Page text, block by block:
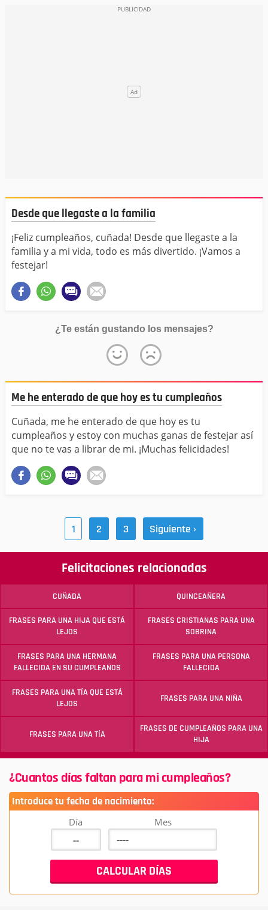
Desde que llegaste a la familia
¡Feliz cumpleaños, cuñada! Desde que llegaste a la
familia y a mi vida, todo es más divertido. ¡Vamos a
festejar!
¿Te están gustando los mensajes?
Me he enterado de que hoy es tu cumpleaños
Cuñada, me he enterado de que hoy es tu
cumpleaños y estoy con muchas ganas de festejar así
que no te vas a librar de mi. ¡Muchas felicidades!
1 2 3 Siguiente ›
Felicitaciones relacionadas
CUÑADA QUINCEAÑERA
FRASES PARA UNA HIJA QUE ESTÁ
LEJOS
FRASES CRISTIANAS PARA UNA
SOBRINA
FRASES PARA UNA HERMANA
FALLECIDA EN SU CUMPLEAÑOS
FRASES PARA UNA PERSONA
FALLECIDA
FRASES PARA UNA TÍA QUE ESTÁ
LEJOS
FRASES PARA UNA NIÑA
FRASES PARA UNA TÍA
FRASES DE CUMPLEAÑOS PARA UNA
HIJA
¿Cuantos días faltan para mi cumpleaños?
Introduce tu fecha de nacimiento:
Día Mes